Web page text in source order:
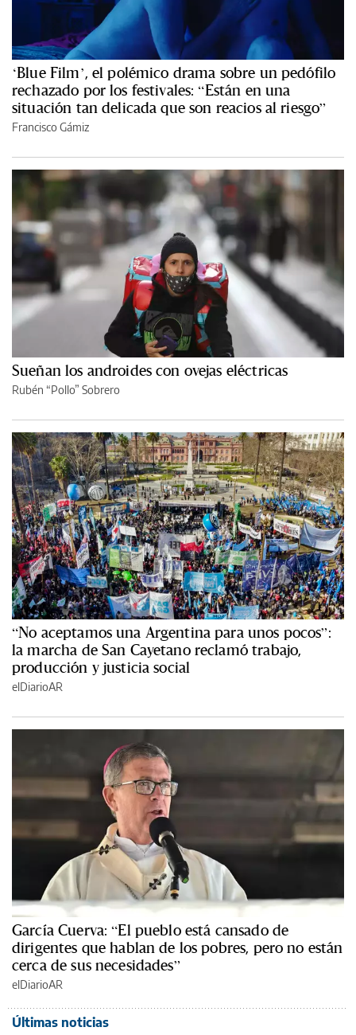
‘Blue Film’, el polémico drama sobre un pedófilo
rechazado por los festivales: “Están en una
situación tan delicada que son reacios al riesgo”
Francisco Gámiz
Sueñan los androides con ovejas eléctricas
Rubén “Pollo” Sobrero
“No aceptamos una Argentina para unos pocos”:
la marcha de San Cayetano reclamó trabajo,
producción y justicia social
elDiarioAR
García Cuerva: “El pueblo está cansado de
dirigentes que hablan de los pobres, pero no están
cerca de sus necesidades”
elDiarioAR
Últimas noticias